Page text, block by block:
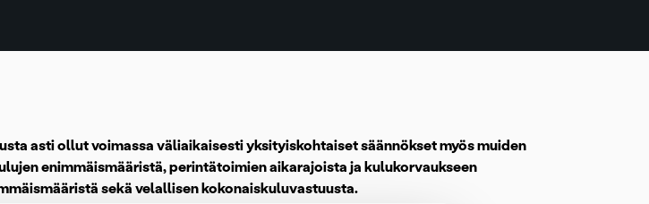
asti ollut voimassa väliaikaisesti yksityiskohtaiset säännökset myös muiden
enimmäismääristä, perintätoimien aikarajoista ja kulukorvaukseen
sekä velallisen kokonaiskuluvastuusta.